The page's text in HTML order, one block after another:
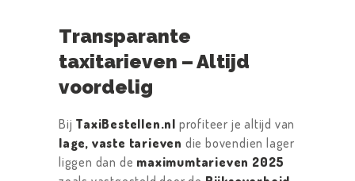
Transparante
taxitarieven – Altijd
voordelig
Bij TaxiBestellen.nl profiteer je altijd van
lage, vaste tarieven die bovendien lager
liggen dan de maximumtarieven 2025